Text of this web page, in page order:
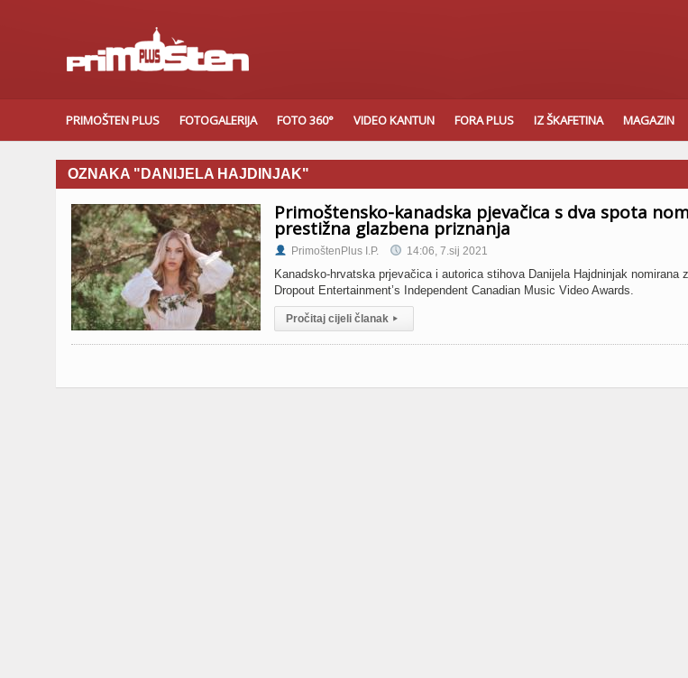
PRIMOŠTEN PLUS FOTOGALERIJA FOTO 360° VIDEO KANTUN FORA PLUS IZ ŠKAFETINA MAGAZIN
OZNAKA "DANIJELA HAJDINJAK"
Primoštensko-kanadska pjevačica s dva spota
prestižna glazbena priznanja
PrimoštenPlus I.P. 14:06, 7.sij 2021
Kanadsko-hrvatska prjevačica i autorica stihova Danijela Hajdninjak nomirana
Dropout Entertainment’s Independent Canadian Music Video Awards.
Pročitaj cijeli članak ▸